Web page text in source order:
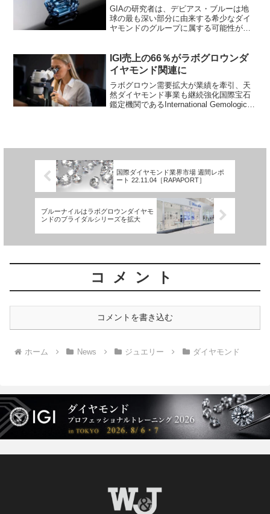
GIAの研究者は、デビアス・ブルーは地
球の最も深い部分に由来する希少なダイ
ヤモンドのグループに属する可能性があ
と、この石は、他の有名な2つのタイプ
...
IGI売上の66％がラボグロウンダ
イヤモンド関連に
ラボグロウン需要拡大が業績を牽引、天
然ダイヤモンド事業も継続強化国際宝石
鑑定機関であるInternational Gemological
国際ダイヤモンド業界市場 週間レポ
ート 22.11.04［RAPAPORT］
ブルーナイルはラボグロウンダイヤモ
ンドのブライダルシリーズを拡大
コメント
コメントを書き込む
ホーム News ジュエリー ダイヤモンド